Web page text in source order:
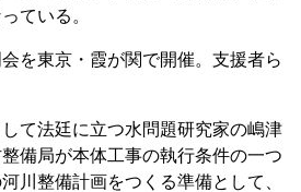
ている。
を東京・霞が関で開催。支援者ら
て法廷に立つ水問題研究家の嶋津
備局が本体工事の執行条件の一つ
川整備計画をつくる準備として、